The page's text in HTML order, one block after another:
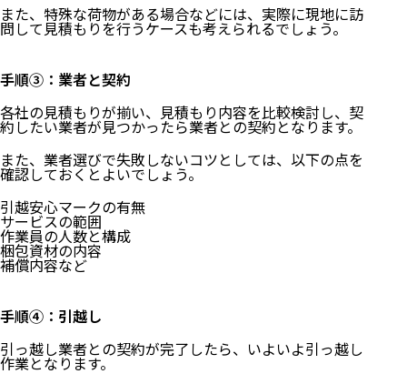
また、特殊な荷物がある場合などには、実際に現地に訪
問して見積もりを行うケースも考えられるでしょう。
手順③：業者と契約
各社の見積もりが揃い、見積もり内容を比較検討し、契
約したい業者が見つかったら業者との契約となります。
また、業者選びで失敗しないコツとしては、以下の点を
確認しておくとよいでしょう。
引越安心マークの有無
サービスの範囲
作業員の人数と構成
梱包資材の内容
補償内容など
手順④：引越し
引っ越し業者との契約が完了したら、いよいよ引っ越し
作業となります。